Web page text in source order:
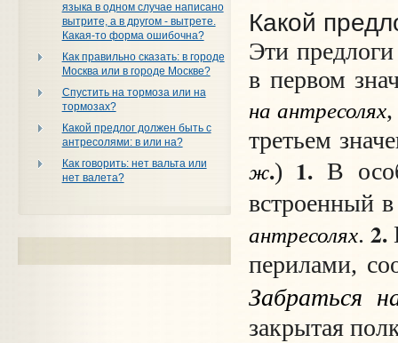
языка в одном случае написано
вытрите, а в другом - вытрете.
Какая-то форма ошибочна?
Как правильно сказать: в городе
Москва или в городе Москве?
Спустить на тормоза или на
тормозах?
Какой предлог должен быть с
антресолями: в или на?
Как говорить: нет вальта или
нет валета?
Какой
Эти
в первом
на антресолях,
третьем
ж.) 1. В
встроенный
антресолях. 2.
перилами,
Забраться
закрытая